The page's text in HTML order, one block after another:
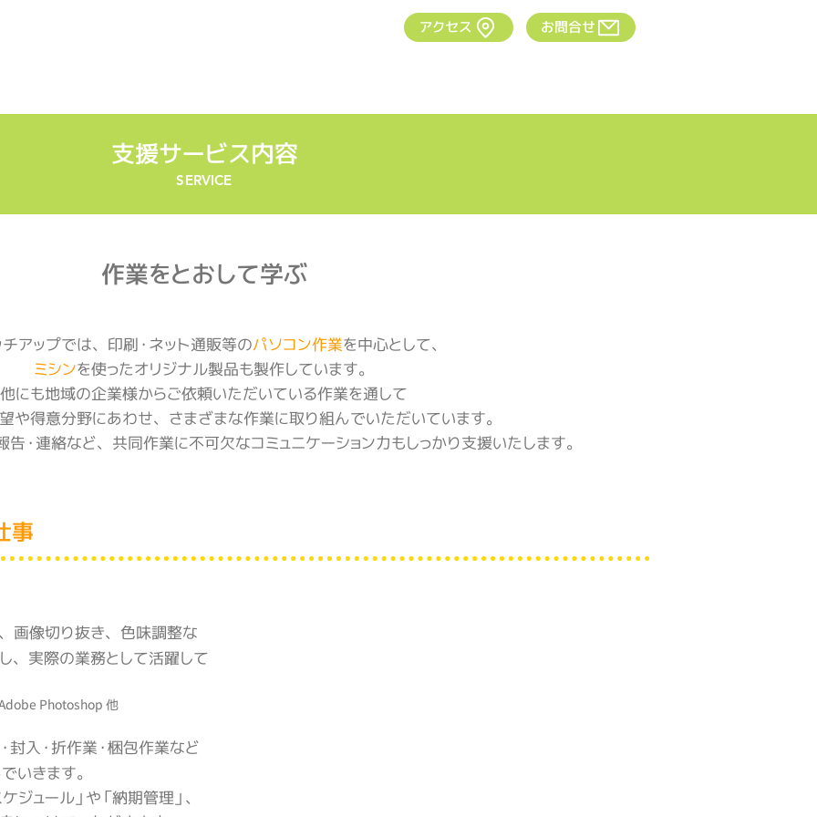
アクセス お問合せ
支援サービス内容
SERVICE
作業をとおして学ぶ
チアップでは、印刷・ネット通販等のパソコン作業を中心として、
ミシンを使ったオリジナル製品も製作しています。
他にも地域の企業様からご依頼いただいている作業を通して
や得意分野にあわせ、さまざまな作業に取り組んでいただいています。
・連絡など、共同作業に不可欠なコミュニケーション力もしっかり支援いたします。
事
画像切り抜き、色味調整な
、実際の業務として活躍して
Photoshop 他
封入・折作業・梱包作業など
いきます。
ジュール」や「納期管理」、